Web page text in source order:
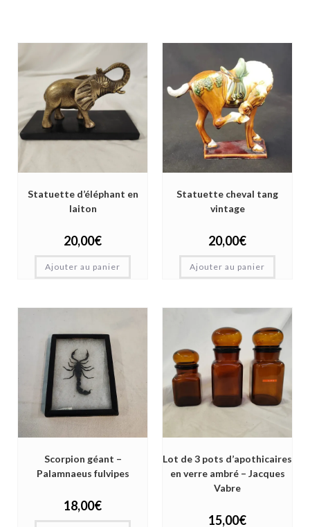
Statuette d’éléphant en
laiton
20,00€
Ajouter au panier
Statuette cheval tang
vintage
20,00€
Ajouter au panier
Scorpion géant –
Palamnaeus fulvipes
18,00€
Lot de 3 pots d’apothicaires
en verre ambré – Jacques
Vabre
15,00€